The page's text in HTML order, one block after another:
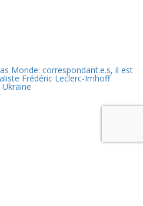
Monde: correspondant.e.s, il est
Frédéric Leclerc-Imhoff